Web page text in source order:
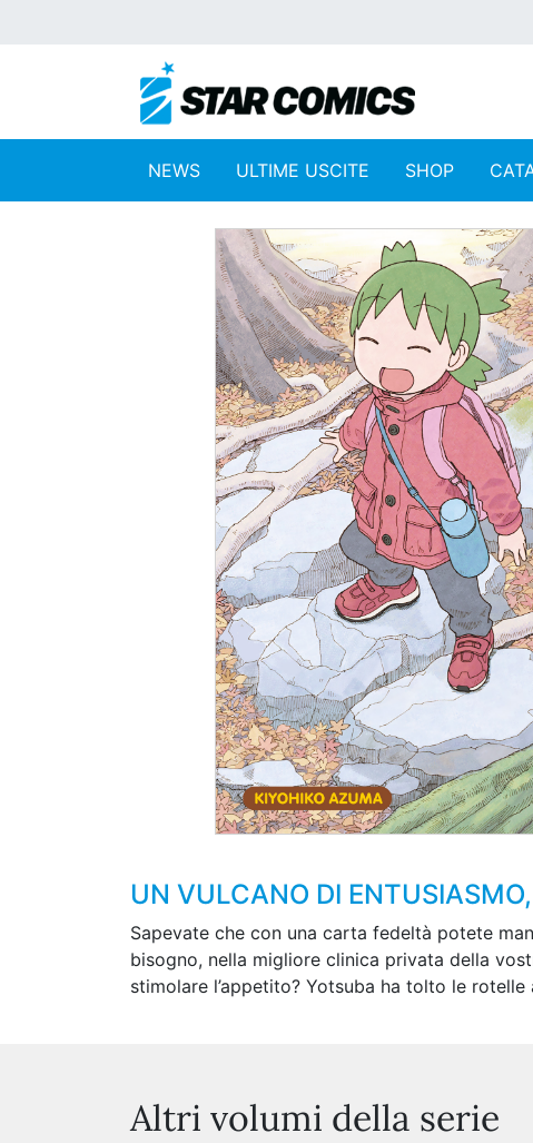
NEWS ULTIME USCITE SHOP
UN VULCANO DI
Sapevate che con una carta fedeltà potete
bisogno, nella migliore clinica privata della
stimolare l’appetito? Yotsuba ha tolto le
Altri volumi della serie